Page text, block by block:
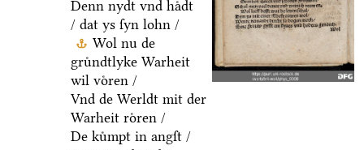
Denn nydt vnd haͤdt
/ dat ys ſyn lohn /
Wol nu de
gruͤndtlyke Warheit
wil voͤren /
Vnd de Werldt mit der
Warheit roͤren /
De kuͤmpt in angſt /